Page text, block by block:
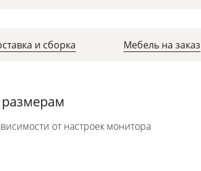
и сборка Мебель на заказ
от настроек монитора